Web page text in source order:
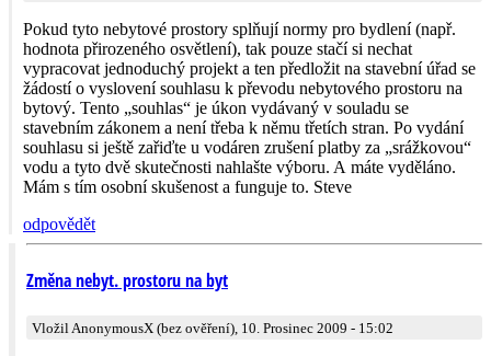
Pokud tyto nebytové prostory splňují normy pro bydlení (např.
hodnota přirozeného osvětlení), tak pouze stačí si nechat
vypracovat jednoduchý projekt a ten předložit na stavební úřad se
žádostí o vyslovení souhlasu k převodu nebytového prostoru na
bytový. Tento „souhlas“ je úkon vydávaný v souladu se
stavebním zákonem a není třeba k němu třetích stran. Po vydání
souhlasu si ještě zařiďte u vodáren zrušení platby za „srážkovou“
vodu a tyto dvě skutečnosti nahlašte výboru. A máte vyděláno.
Mám s tím osobní skušenost a funguje to. Steve
odpovědět
Změna nebyt. prostoru na byt
Vložil AnonymousX (bez ověření), 10. Prosinec 2009 - 15:02